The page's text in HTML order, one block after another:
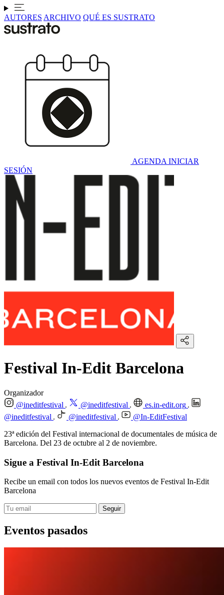
AUTORES ARCHIVO QUÉ ES SUSTRATO
AGENDA INICIAR
SESIÓN
Festival In-Edit Barcelona
Organizador
@ineditfestival
@ineditfestival
es.in-edit.org
@ineditfestival
@ineditfestival
@In-EditFestival
23ª edición del Festival internacional de documentales de música de
Barcelona. Del 23 de octubre al 2 de noviembre.
Sigue a Festival In-Edit Barcelona
Recibe un email con todos los nuevos eventos de Festival In-Edit
Barcelona
Eventos pasados